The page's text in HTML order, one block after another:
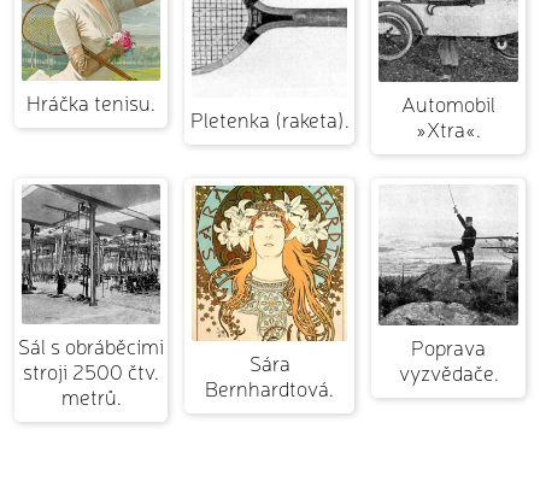
Hráčka tenisu.
Pletenka (raketa).
Automobil
»Xtra«.
Sál s obráběcími
stroji 2500 čtv.
metrů.
Sára
Bernhardtová.
Poprava
vyzvědače.